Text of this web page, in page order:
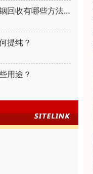
粗铟回收的价格浮动大吗，粗铟回收有哪些方法？
提纯？
用途？